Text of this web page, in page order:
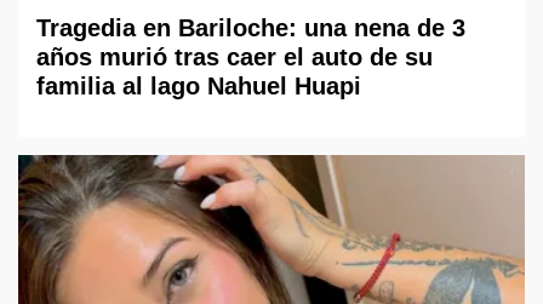
Tragedia en Bariloche: una nena de 3
años murió tras caer el auto de su
familia al lago Nahuel Huapi